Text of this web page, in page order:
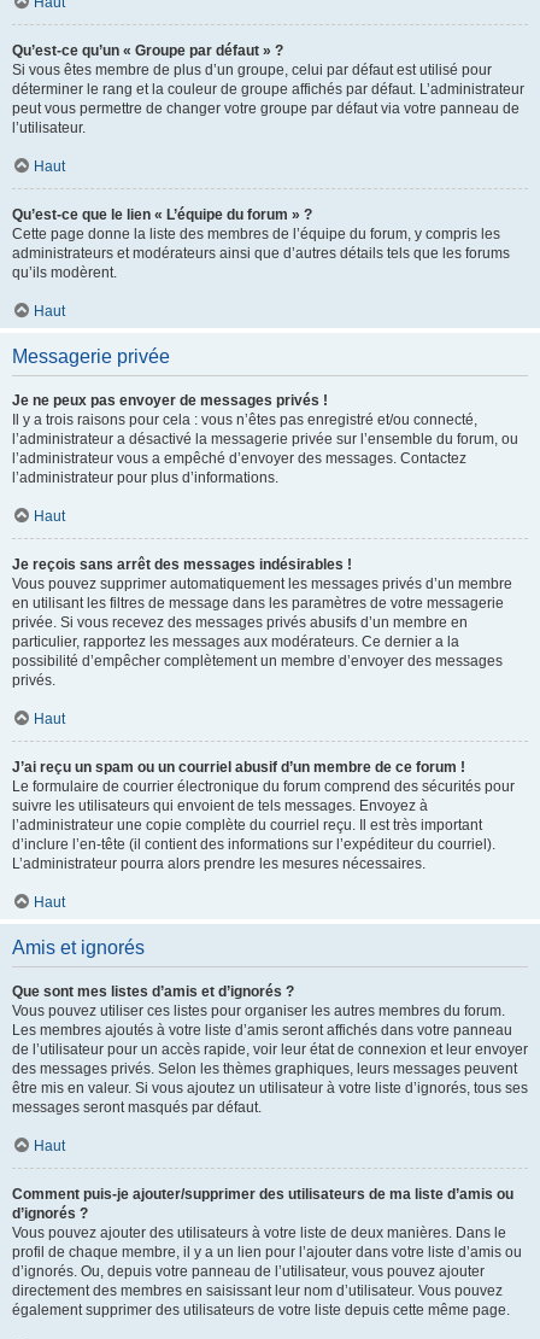
Qu’est-ce qu’un « Groupe par défaut » ?
Si vous êtes membre de plus d’un groupe, celui par défaut est utilisé pour
déterminer le rang et la couleur de groupe affichés par défaut. L’administrateur
peut vous permettre de changer votre groupe par défaut via votre panneau de
l’utilisateur.
Haut
Qu’est-ce que le lien « L’équipe du forum » ?
Cette page donne la liste des membres de l’équipe du forum, y compris les
administrateurs et modérateurs ainsi que d’autres détails tels que les forums
qu’ils modèrent.
Haut
Messagerie privée
Je ne peux pas envoyer de messages privés !
Il y a trois raisons pour cela : vous n’êtes pas enregistré et/ou connecté,
l’administrateur a désactivé la messagerie privée sur l’ensemble du forum, ou
l’administrateur vous a empêché d’envoyer des messages. Contactez
l’administrateur pour plus d’informations.
Haut
Je reçois sans arrêt des messages indésirables !
Vous pouvez supprimer automatiquement les messages privés d’un membre
en utilisant les filtres de message dans les paramètres de votre messagerie
privée. Si vous recevez des messages privés abusifs d’un membre en
particulier, rapportez les messages aux modérateurs. Ce dernier a la
possibilité d’empêcher complètement un membre d’envoyer des messages
privés.
Haut
J’ai reçu un spam ou un courriel abusif d’un membre de ce forum !
Le formulaire de courrier électronique du forum comprend des sécurités pour
suivre les utilisateurs qui envoient de tels messages. Envoyez à
l’administrateur une copie complète du courriel reçu. Il est très important
d’inclure l’en-tête (il contient des informations sur l’expéditeur du courriel).
L’administrateur pourra alors prendre les mesures nécessaires.
Haut
Amis et ignorés
Que sont mes listes d’amis et d’ignorés ?
Vous pouvez utiliser ces listes pour organiser les autres membres du forum.
Les membres ajoutés à votre liste d’amis seront affichés dans votre panneau
de l’utilisateur pour un accès rapide, voir leur état de connexion et leur envoyer
des messages privés. Selon les thèmes graphiques, leurs messages peuvent
être mis en valeur. Si vous ajoutez un utilisateur à votre liste d’ignorés, tous ses
messages seront masqués par défaut.
Haut
Comment puis-je ajouter/supprimer des utilisateurs de ma liste d’amis ou
d’ignorés ?
Vous pouvez ajouter des utilisateurs à votre liste de deux manières. Dans le
profil de chaque membre, il y a un lien pour l’ajouter dans votre liste d’amis ou
d’ignorés. Ou, depuis votre panneau de l’utilisateur, vous pouvez ajouter
directement des membres en saisissant leur nom d’utilisateur. Vous pouvez
également supprimer des utilisateurs de votre liste depuis cette même page.